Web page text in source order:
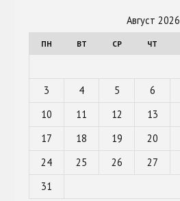
Август 2026
ПН ВТ СР ЧТ
3
4 5 6
10
11 12 13
17
18 19 20
24
25 26 27
31